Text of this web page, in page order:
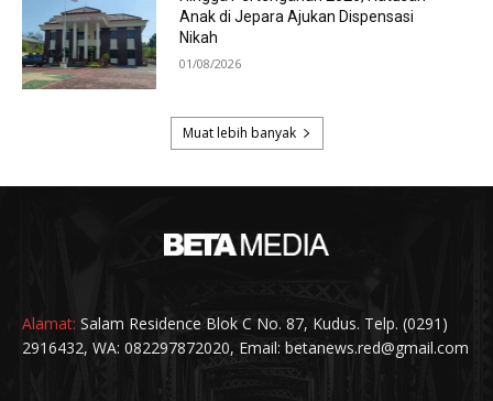
Alamat: Salam Residence Blok C No. 87, Kudus. Telp. (0291)
2916432, WA: 082297872020, Email: betanews.red@gmail.com